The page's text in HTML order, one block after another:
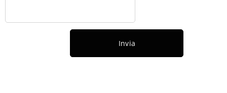
Invia